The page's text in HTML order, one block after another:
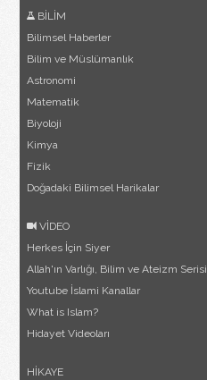
BİLİM
Bilimsel Haberler
Bilim ve Müslümanlık
Astronomi
Matematik
Biyoloji
Kimya
Fizik
Doğadaki Bilimsel Harikalar
VİDEO
Herkes İçin Siyer
Allah'ın Varlığı, Bilim ve Ateizm Serisi
Youtube İslami Kanallar
What is Islam?
Hidayet Videoları
HİKAYE